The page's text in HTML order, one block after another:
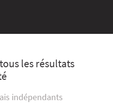
les résultats
indépendants